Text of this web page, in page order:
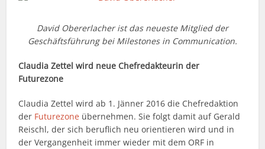
David Obererlacher ist das neueste Mitglied der
Geschäftsführung bei Milestones in Communication.
Claudia Zettel wird neue Chefredakteurin der
Futurezone
Claudia Zettel wird ab 1. Jänner 2016 die Chefredaktion
der Futurezone übernehmen. Sie folgt damit auf Gerald
Reischl, der sich beruflich neu orientieren wird und in
der Vergangenheit immer wieder mit dem ORF in